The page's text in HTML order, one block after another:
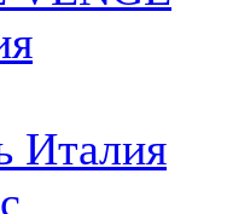
Италия